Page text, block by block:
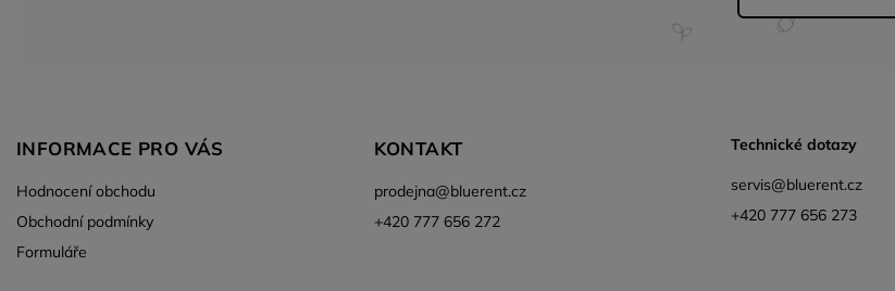
INFORMACE PRO VÁS
Hodnocení obchodu
Obchodní podmínky
Formuláře
KONTAKT
prodejna@bluerent.cz
+420 777 656 272
Technické dotazy
servis@bluerent.cz
+420 777 656 273